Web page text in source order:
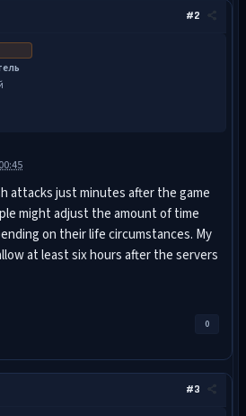
#2
attacks just minutes after the game
might adjust the amount of time
on their life circumstances. My
at least six hours after the servers
0
#3